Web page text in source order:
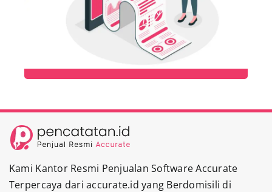
Kami Kantor Resmi Penjualan Software Accurate
Terpercaya dari accurate.id yang Berdomisili di